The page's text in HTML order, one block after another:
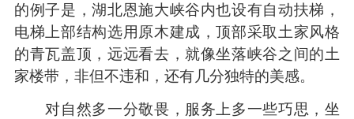
的例子是，湖北恩施大峡谷内也设有自动扶梯，
电梯上部结构选用原木建成，顶部采取土家风格
的青瓦盖顶，远远看去，就像坐落峡谷之间的土
家楼带，非但不违和，还有几分独特的美感。
对自然多一分敬畏，服务上多一些巧思，坐